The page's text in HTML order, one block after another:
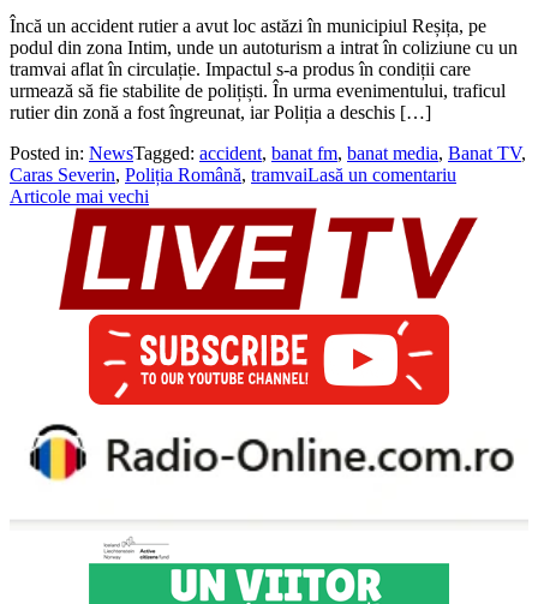
Încă un accident rutier a avut loc astăzi în municipiul Reșița, pe
podul din zona Intim, unde un autoturism a intrat în coliziune cu un
tramvai aflat în circulație. Impactul s-a produs în condiții care
urmează să fie stabilite de polițiști. În urma evenimentului, traficul
rutier din zonă a fost îngreunat, iar Poliția a deschis […]
Posted in: NewsTagged: accident, banat fm, banat media, Banat TV,
Caras Severin, Poliția Română, tramvaiLasă un comentariu
Navigare
articole
Articole mai vechi